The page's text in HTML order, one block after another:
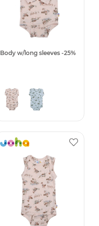
Body w/long sleeves -25%